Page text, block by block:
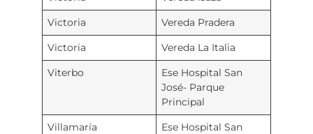
Victoria
Vereda Pradera
Victoria
Vereda La Italia
Viterbo
Ese Hospital San
José- Parque
Principal
Villamaría
Ese Hospital San